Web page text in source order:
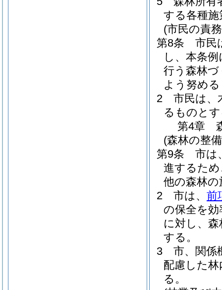
する各種
(市民の責
第8条
市民
し、本条
行う森林
よう努め
2
市民は、
るものと
第4章
(森林の整
第9条
市は
進するた
他の森林
2
市は、 前
の保全を効
に対し、
する。
3
市、関係
配慮した
る。